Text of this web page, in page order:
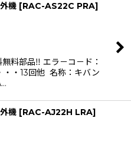
機 [RAC-AS22C PRA]
料部品‼ エラ－コ－ド：
・13回他 名称：キバン
機 [RAC-AJ22H LRA]